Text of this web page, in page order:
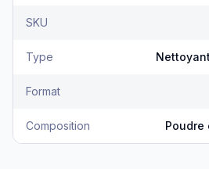
SKU
Type
Format
Composition Poudre